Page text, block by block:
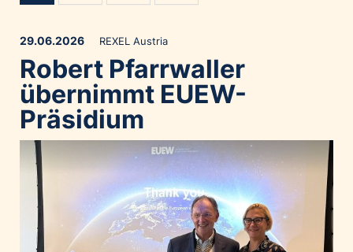
Constantia Flexibles
Costa Kreuzfahrten
Coveris
Emirates
Financial Times
GE HealthCare
Home of Work
Huawei Consumer Business Group
29.06.2026 REXEL Austria
Robert Pfarrwaller
übernimmt EUEW-
Präsidium